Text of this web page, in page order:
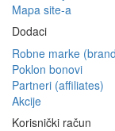
Mapa site-a
Dodaci
Robne marke
Poklon bonovi
Partneri (affiliates)
Akcije
Korisnički račun